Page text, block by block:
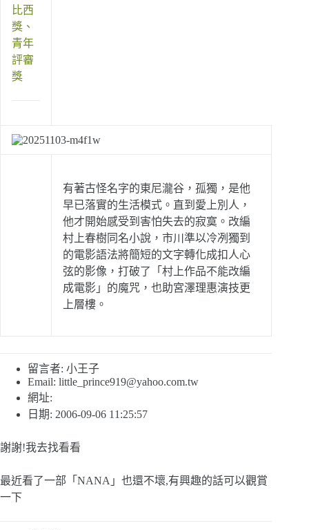
比西
獎、
青年
評審
獎
有著古怪名字的東尼瀧谷，孤獨，是他
早已落實的生活模式。直到愛上別人，
他才開始感受到害怕失去的寂寞。改編
村上春樹同名小說，市川準以冷冽獨到
的電影語法將簡短的文字轉化成扣人心
弦的影像，打破了「村上作品不能改編
成電影」的魔咒，也助宮澤理惠演技更
上層樓。
留言者: 小王子
Email: little_prince919@yahoo.com.tw
網址:
日期: 2006-09-06 11:25:57
謝謝!我去找看看
最近看了一部「NANA」也還不壞,有興趣的話可以觀賞
一下